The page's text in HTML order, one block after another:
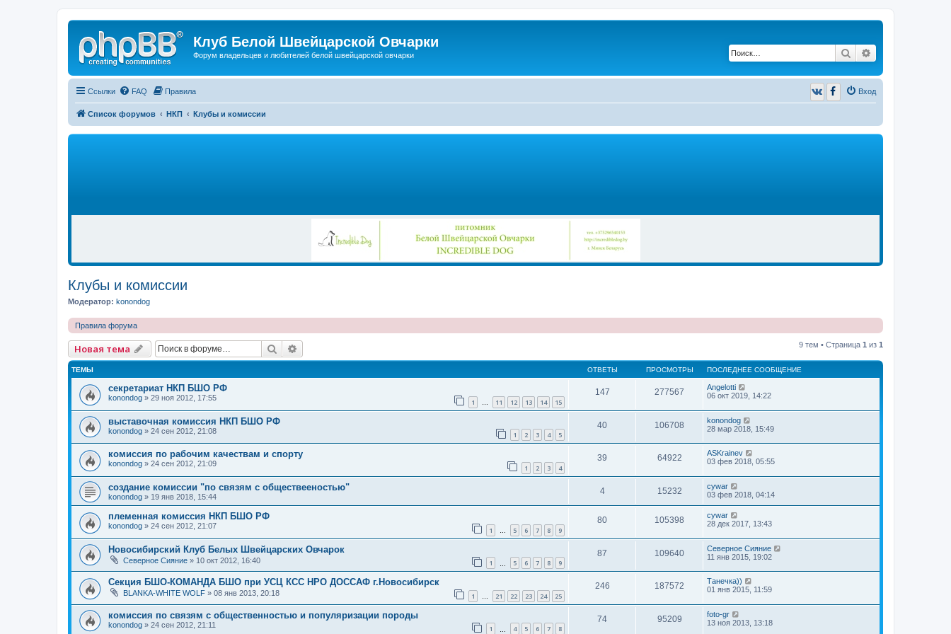
Клуб Белой Швейцарской Овчарки
Форум владельцев и любителей белой швейцарской овчарки Поиск
Ссылки FAQ Правила Вход
Список форумов НКП Клубы и комиссии
Клубы и комиссии
Модератор: konondog
Правила форума
Новая тема Поиск 9 тем • Страница 1 из 1
ТЕМЫ ОТВЕТЫ ПРОСМОТРЫ ПОСЛЕДНЕЕ СООБЩЕНИЕ
секретариат НКП БШО РФ
konondog » 29 ноя 2012, 17:55 1 … 11 12 13 14 15
147 277567
Angelotti
06 окт 2019, 14:22
выставочная комиссия НКП БШО РФ
konondog » 24 сен 2012, 21:08 1 2 3 4 5
40 106708
konondog
28 мар 2018, 15:49
комиссия по рабочим качествам и спорту
konondog » 24 сен 2012, 21:09 1 2 3 4
39 64922
ASKrainev
03 фев 2018, 05:55
создание комиссии "по связям с обществееностью"
konondog » 19 янв 2018, 15:44
4 15232
cywar
03 фев 2018, 04:14
племенная комиссия НКП БШО РФ
konondog » 24 сен 2012, 21:07 1 … 5 6 7 8 9
80 105398
cywar
28 дек 2017, 13:43
Новосибирский Клуб Белых Швейцарских Овчарок
Северное Сияние » 10 окт 2012, 16:40 1 5 6 7 8 9
87 109640
Северное Сияние
11 янв 2015, 19:02
Секция БШО-КОМАНДА БШО при УСЦ КСС НРО ДОССАФ г.Новосибирск
BLANKA-WHITE WOLF » 08 янв 2013, 20:18 1 … 21 22 23 24 25
246 187572
Танечка))
01 янв 2015, 11:59
комиссия по связям с общественностью и популяризации породы
konondog » 24 сен 2012, 21:11 1 4 5 6 7 8
74 95209
foto-gr
13 ноя 2013, 13:18